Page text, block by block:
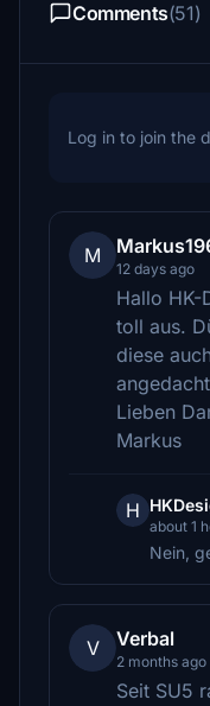
Comments(51)
Log in to join the
M
12 days ago
Hallo HK-
toll aus.
diese
Lieben
Markus
H
about 1
Nein,
V Verbal
2 months ago
Seit SU5